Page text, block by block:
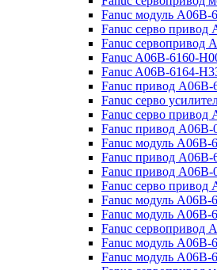
Fanuc модуль A06B-
Fanuc серво привод
Fanuc сервопривод
Fanuc A06B-6160-
Fanuc A06B-6164-
Fanuc привод A06B-
Fanuc серво
Fanuc серво привод
Fanuc привод A06B-
Fanuc модуль A06B-
Fanuc привод A06B-
Fanuc привод A06B-
Fanuc серво привод
Fanuc модуль A06B-
Fanuc модуль A06B-
Fanuc сервопривод
Fanuc модуль A06B-
Fanuc модуль A06B-